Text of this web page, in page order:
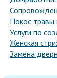
Покос травы
Услуги по
Женская
Замена